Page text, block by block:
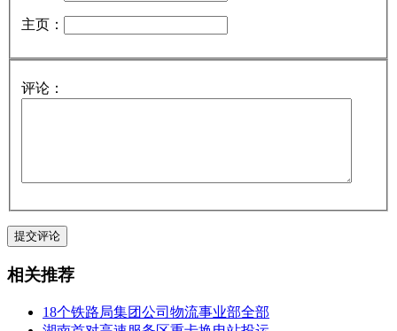
主页：
评论：
相关推荐
18个铁路局集团公司物流事业部全部